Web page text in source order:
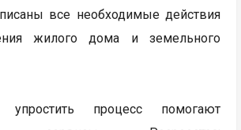
все необходимые действия
жилого дома и земельного
упростить процесс помогают